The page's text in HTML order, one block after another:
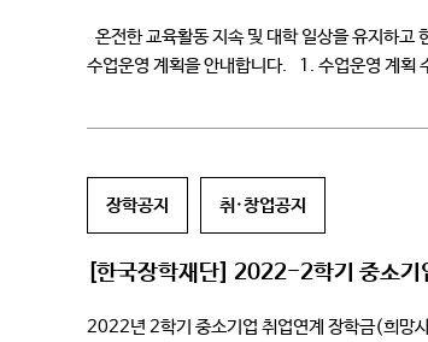
온전한 교육활동 지속 및 대학 일상을 유지하고
수업운영 계획을 안내합니다. 1. 수업운영 계획
장학공지 취·창업공지
[한국장학재단] 2022-2학기 중소기
2022년 2학기 중소기업 취업연계 장학금(희망